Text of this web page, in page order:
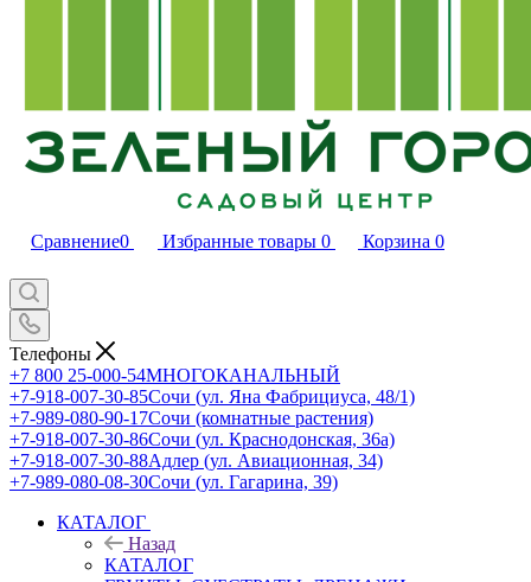
Сравнение0 Избранные товары 0 Корзина 0
Телефоны
+7 800 25-000-54МНОГОКАНАЛЬНЫЙ
+7-918-007-30-85Сочи (ул. Яна Фабрициуса, 48/1)
+7-989-080-90-17Сочи (комнатные растения)
+7-918-007-30-86Сочи (ул. Краснодонская, 36а)
+7-918-007-30-88Адлер (ул. Авиационная, 34)
+7-989-080-08-30Сочи (ул. Гагарина, 39)
КАТАЛОГ
Назад
КАТАЛОГ